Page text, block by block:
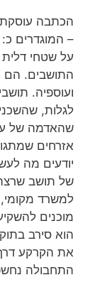
הכתבה
– המוגדרים כ:
על שטחי
ועוספיה.
לגלות,
שהאדמה של
אזרחים
יודעים מה
של תושב
למשרד מקומי,
מוכנים
הוא סירב
את הקרקע
התחבולה